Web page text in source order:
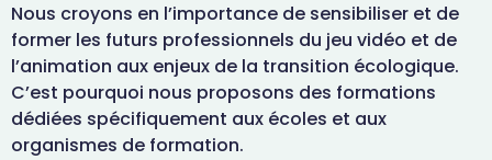
Nous croyons en l’importance de sensibiliser et de
former les futurs professionnels du jeu vidéo et de
l’animation aux enjeux de la transition écologique.
C’est pourquoi nous proposons des formations
dédiées spécifiquement aux écoles et aux
organismes de formation.